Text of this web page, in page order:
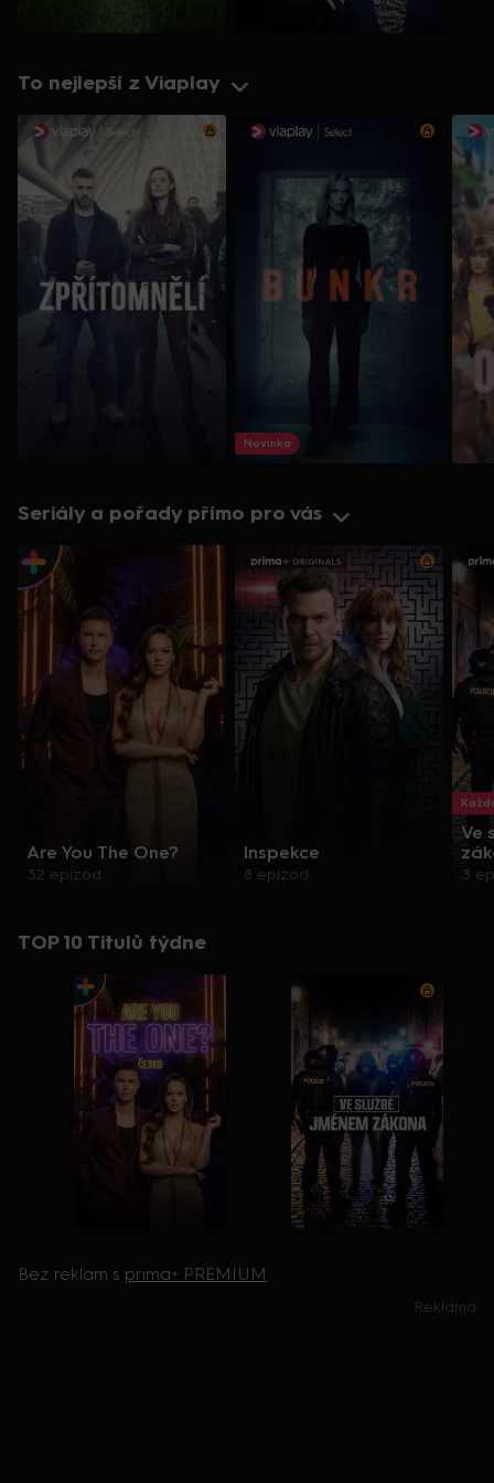
To nejlepší z Viaplay
Novinka
Seriály a pořady přímo pro vás
Are You The One?
32 epizod
Inspekce
8 epizod
Ve
3
TOP 10 Titulů týdne
Bez reklam s prima+ PREMIUM
Reklama